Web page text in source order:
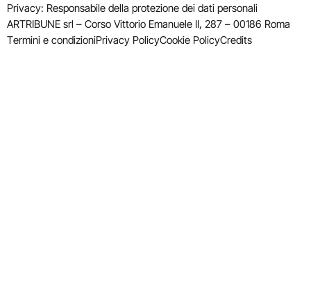
Privacy: Responsabile della protezione dei dati personali
ARTRIBUNE srl – Corso Vittorio Emanuele II, 287 – 00186 Roma
Termini e condizioniPrivacy PolicyCookie PolicyCredits